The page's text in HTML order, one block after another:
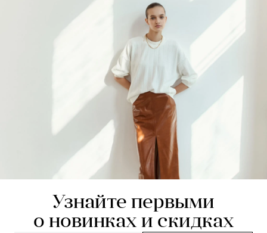
Узнайте первыми
о новинках и скидках